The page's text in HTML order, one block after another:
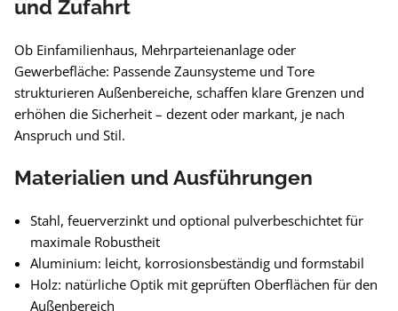
und Zufahrt
Ob Einfamilienhaus, Mehrparteienanlage oder
Gewerbefläche: Passende Zaunsysteme und Tore
strukturieren Außenbereiche, schaffen klare Grenzen und
erhöhen die Sicherheit – dezent oder markant, je nach
Anspruch und Stil.
Materialien und Ausführungen
Stahl, feuerverzinkt und optional pulverbeschichtet für
maximale Robustheit
Aluminium: leicht, korrosionsbeständig und formstabil
Holz: natürliche Optik mit geprüften Oberflächen für den
Außenbereich